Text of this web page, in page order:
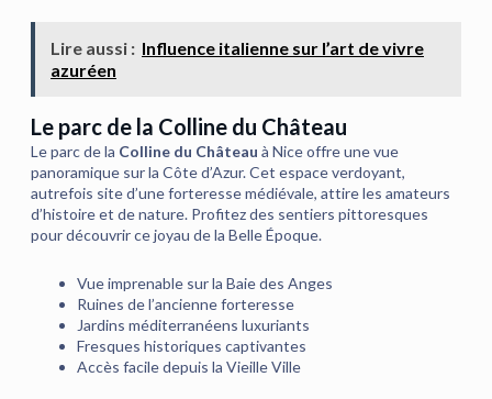
Lire aussi : Influence italienne sur l’art de vivre
azuréen
Le parc de la Colline du Château
Le parc de la Colline du Château à Nice offre une vue
panoramique sur la Côte d’Azur. Cet espace verdoyant,
autrefois site d’une forteresse médiévale, attire les amateurs
d’histoire et de nature. Profitez des sentiers pittoresques
pour découvrir ce joyau de la Belle Époque.
Vue imprenable sur la Baie des Anges
Ruines de l’ancienne forteresse
Jardins méditerranéens luxuriants
Fresques historiques captivantes
Accès facile depuis la Vieille Ville